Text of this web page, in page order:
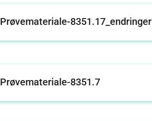
Prøvemateriale-8351.17_endringer
Prøvemateriale-8351.7